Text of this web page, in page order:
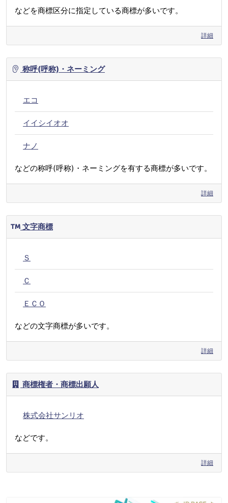
などを商標区分に指定している商標が多いです。
詳細
称呼(呼称)・ネーミング
エコ
イイシイオオ
ナノ
などの称呼(呼称)・ネーミングを有する商標が多いです。
詳細
文字商標
Ｓ
Ｃ
ＥＣＯ
などの文字商標が多いです。
詳細
商標権者・商標出願人
株式会社サンリオ
などです。
詳細